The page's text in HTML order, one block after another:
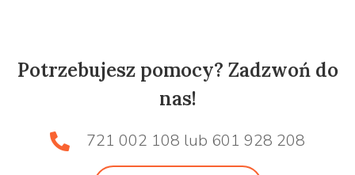
Potrzebujesz pomocy? Zadzwoń do
nas!
721 002 108 lub 601 928 208